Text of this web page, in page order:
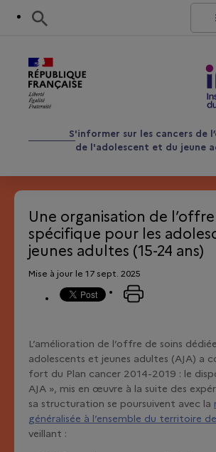
S'informer sur les cancers de
de l'adolescent et du jeune
Une organisation de
spécifique pour les
jeunes adultes (15-24 ans)
Mise à jour le 17 sept. 2025
L’amélioration de l’offre de soins
adolescents et jeunes adultes (AJA) a
fort du Plan cancer 2014-2019 : le
AJA », mis en œuvre à la suite des
sa structuration se poursuivent avec la
généralisée à l’ensemble du territoire
veillant :